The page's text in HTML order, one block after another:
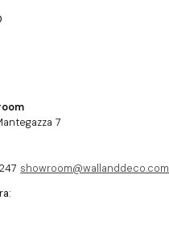
7
showroom@wallanddeco.com